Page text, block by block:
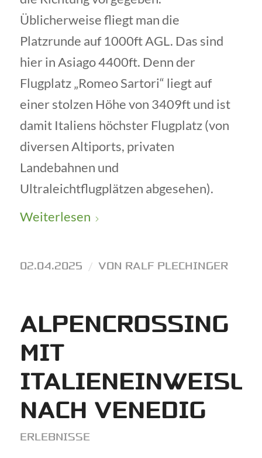
Üblicherweise fliegt man die
Platzrunde auf 1000ft AGL. Das sind
hier in Asiago 4400ft. Denn der
Flugplatz „Romeo Sartori“ liegt auf
einer stolzen Höhe von 3409ft und ist
damit Italiens höchster Flugplatz (von
diversen Altiports, privaten
Landebahnen und
Ultraleichtflugplätzen abgesehen).
Weiterlesen
02.04.2025 / VON RALF PLECHINGER
ALPENCROSSING
MIT
NACH VENEDIG
ERLEBNISSE